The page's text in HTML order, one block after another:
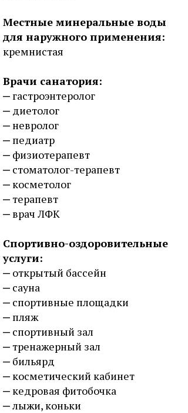
Местные минеральные воды
для наружного применения:
кремнистая
Врачи санатория:
гастроэнтеролог
диетолог
невролог
педиатр
физиотерапевт
стоматолог-терапевт
косметолог
терапевт
врач ЛФК
Спортивно-оздоровительные
услуги:
открытый бассейн
сауна
спортивные площадки
пляж
спортивный зал
тренажерный зал
бильярд
косметический кабинет
кедровая фитобочка
лыжи, коньки